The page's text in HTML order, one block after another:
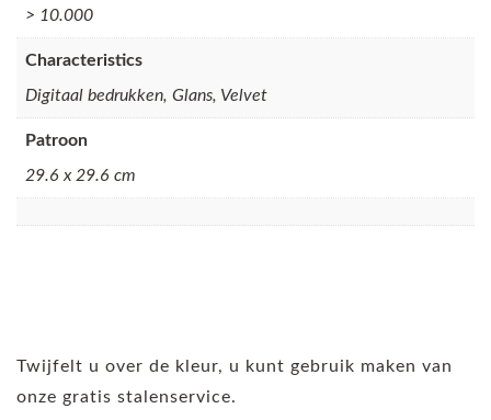
> 10.000
Characteristics
Digitaal bedrukken, Glans, Velvet
Patroon
29.6 x 29.6 cm
Twijfelt u over de kleur, u kunt gebruik maken van
onze gratis stalenservice.